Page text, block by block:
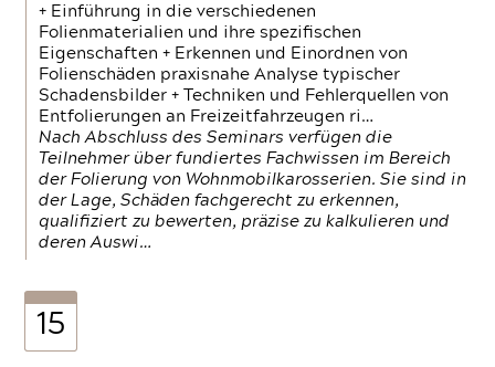
+ Einführung in die verschiedenen
Folienmaterialien und ihre spezifischen
Eigenschaften + Erkennen und Einordnen von
Folienschäden praxisnahe Analyse typischer
Schadensbilder + Techniken und Fehlerquellen von
Entfolierungen an Freizeitfahrzeugen ri…
Nach Abschluss des Seminars verfügen die
Teilnehmer über fundiertes Fachwissen im Bereich
der Folierung von Wohnmobilkarosserien. Sie sind in
der Lage, Schäden fachgerecht zu erkennen,
qualifiziert zu bewerten, präzise zu kalkulieren und
deren Auswi…
15